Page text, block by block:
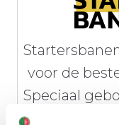
voor de
Speciaal